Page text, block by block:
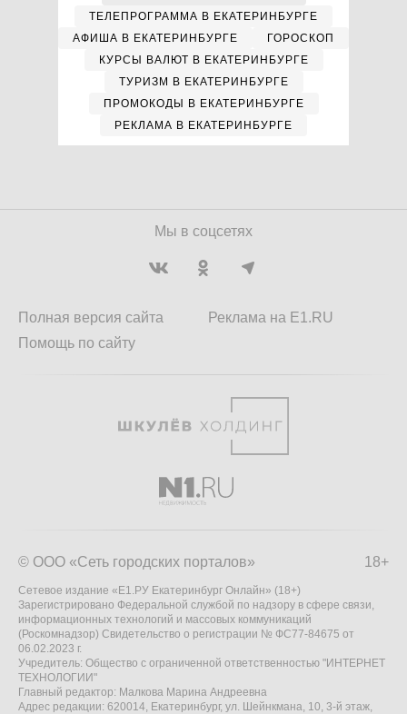
ТЕЛЕПРОГРАММА В ЕКАТЕРИНБУРГЕ
АФИША В ЕКАТЕРИНБУРГЕ
ГОРОСКОП
КУРСЫ ВАЛЮТ В ЕКАТЕРИНБУРГЕ
ТУРИЗМ В ЕКАТЕРИНБУРГЕ
ПРОМОКОДЫ В ЕКАТЕРИНБУРГЕ
РЕКЛАМА В ЕКАТЕРИНБУРГЕ
Мы в соцсетях
Полная версия сайта
Помощь по сайту
Реклама на E1.RU
18+
© ООО «Сеть городских порталов»
Сетевое издание «Е1.РУ Екатеринбург Онлайн» (18+)
Зарегистрировано Федеральной службой по надзору в сфере связи,
информационных технологий и массовых коммуникаций
(Роскомнадзор) Свидетельство о регистрации № ФС77-84675 от
06.02.2023 г.
Учредитель: Общество с ограниченной ответственностью "ИНТЕРНЕТ
ТЕХНОЛОГИИ"
Главный редактор: Малкова Марина Андреевна
Адрес редакции: 620014, Екатеринбург, ул. Шейнкмана, 10, 3-й этаж,